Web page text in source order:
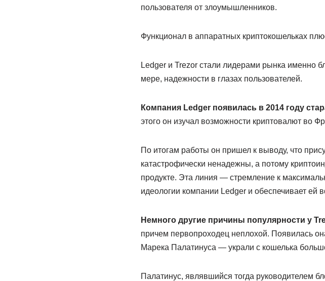
пользователя от злоумышленников.
Функционал в аппаратных криптокошельках
Ledger и Trezor стали лидерами рынка именно
мере, надежности в глазах пользователей.
Компания Ledger появилась в 2014 году
этого он изучал возможности криптовалют во
По итогам работы он пришел к выводу, что
катастрофически ненадежны, а потому
продукте. Эта линия — стремление к
идеологии компании Ledger и обеспечивает ей
Немного другие причины популярности у
причем первопроходец неплохой. Появилась
Марека Палатинуса — украли с кошелька
Палатинус, являвшийся тогда руководителем